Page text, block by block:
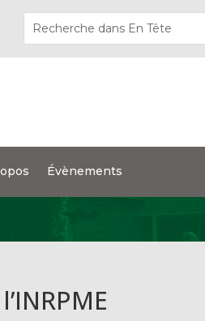
Évènements